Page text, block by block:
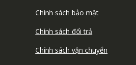
Chính sách bảo mật
Chính sách đổi trả
Chính sách vận chuyển